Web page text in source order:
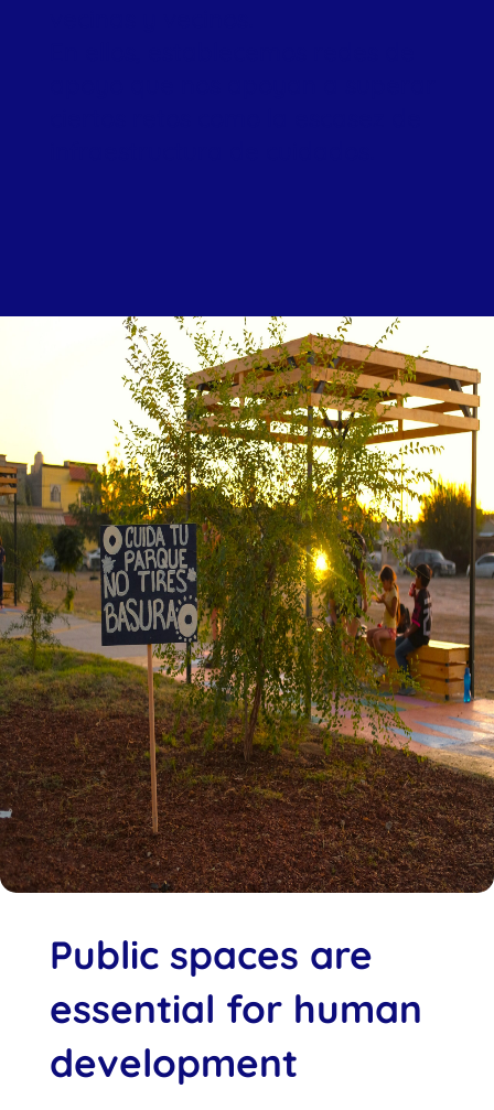
Public spaces are
essential for human
development